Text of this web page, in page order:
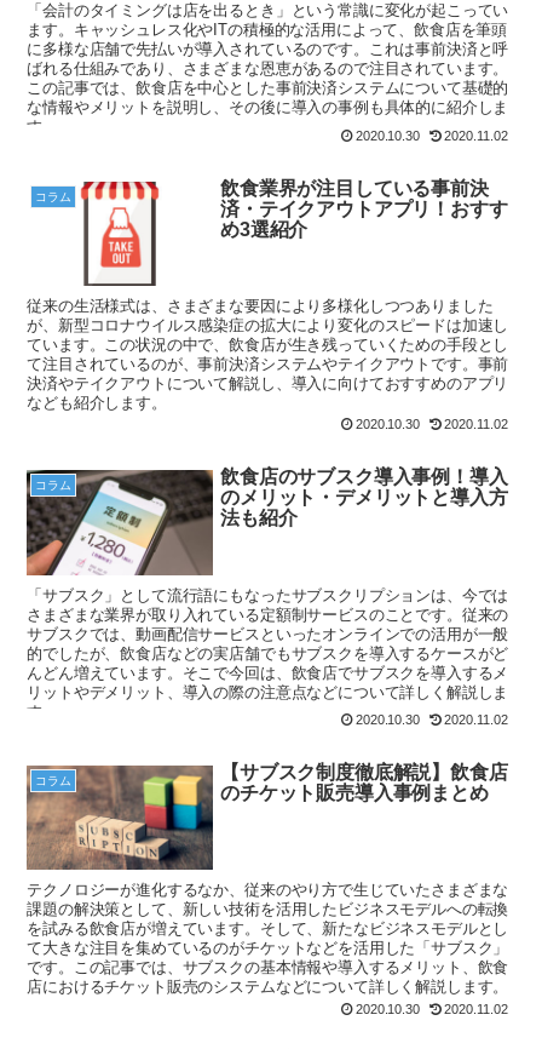
「会計のタイミングは店を出るとき」という常識に変化が起こってい
ます。キャッシュレス化やITの積極的な活用によって、飲食店を筆頭
に多様な店舗で先払いが導入されているのです。これは事前決済と呼
ばれる仕組みであり、さまざまな恩恵があるので注目されています。
この記事では、飲食店を中心とした事前決済システムについて基礎的
な情報やメリットを説明し、その後に導入の事例も具体的に紹介しま
す。
2020.10.30 2020.11.02
コラム
飲食業界が注目している事前決
済・テイクアウトアプリ！おすす
め3選紹介
従来の生活様式は、さまざまな要因により多様化しつつありました
が、新型コロナウイルス感染症の拡大により変化のスピードは加速し
ています。この状況の中で、飲食店が生き残っていくための手段とし
て注目されているのが、事前決済システムやテイクアウトです。事前
決済やテイクアウトについて解説し、導入に向けておすすめのアプリ
なども紹介します。
2020.10.30 2020.11.02
コラム
飲食店のサブスク導入事例！導入
のメリット・デメリットと導入方
法も紹介
「サブスク」として流行語にもなったサブスクリプションは、今では
さまざまな業界が取り入れている定額制サービスのことです。従来の
サブスクでは、動画配信サービスといったオンラインでの活用が一般
的でしたが、飲食店などの実店舗でもサブスクを導入するケースがど
んどん増えています。そこで今回は、飲食店でサブスクを導入するメ
リットやデメリット、導入の際の注意点などについて詳しく解説しま
す。
2020.10.30 2020.11.02
コラム
【サブスク制度徹底解説】飲食店
のチケット販売導入事例まとめ
テクノロジーが進化するなか、従来のやり方で生じていたさまざまな
課題の解決策として、新しい技術を活用したビジネスモデルへの転換
を試みる飲食店が増えています。そして、新たなビジネスモデルとし
て大きな注目を集めているのがチケットなどを活用した「サブスク」
です。この記事では、サブスクの基本情報や導入するメリット、飲食
店におけるチケット販売のシステムなどについて詳しく解説します。
2020.10.30 2020.11.02